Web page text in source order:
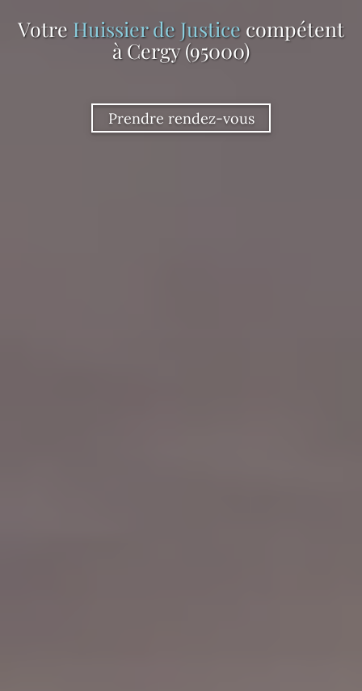
Votre Huissier de Justice compétent
à Cergy (95000)
Prendre rendez-vous